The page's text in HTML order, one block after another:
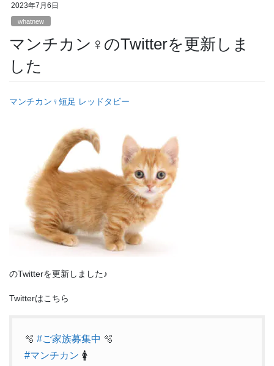
2023年7月6日
whatnew
マンチカン♀のTwitterを更新しま
した
マンチカン♀短足 レッドタビー
のTwitterを更新しました♪
Twitterはこちら
🫧 #ご家族募集中 🫧
#マンチカン 🚺